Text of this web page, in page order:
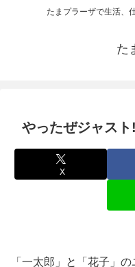
たまプラーザで生活、
た
やったぜジャスト!
X
「一太郎」と「花子」